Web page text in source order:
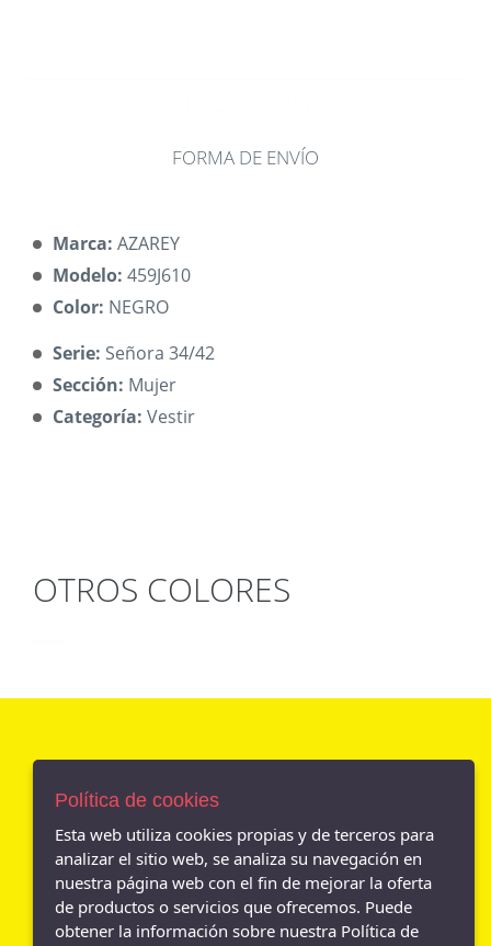
FORMA DE ENVÍO
Marca: AZAREY
Modelo: 459J610
Color: NEGRO
Serie: Señora 34/42
Sección: Mujer
Categoría: Vestir
OTROS COLORES
POLÍTICA DE COOKIES
ENVÍOS Y DEVOLUCIONES
POLÍTICA DE PRIVACIDAD
Política de cookies
Esta web utiliza cookies propias y de terceros para
analizar el sitio web, se analiza su navegación en
nuestra página web con el fin de mejorar la oferta
de productos o servicios que ofrecemos. Puede
obtener la información sobre nuestra Política de